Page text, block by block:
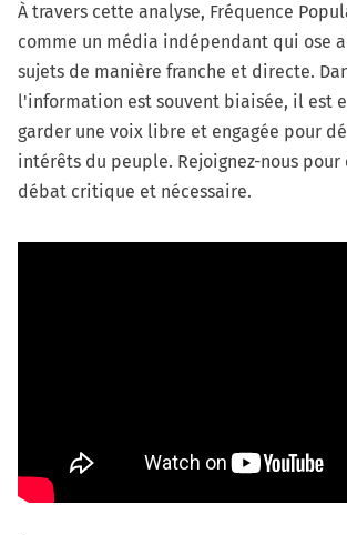
À travers cette analyse, Fréquence
comme un média indépendant qui ose
sujets de manière franche et directe.
l'information est souvent biaisée, il est
garder une voix libre et engagée pour
intérêts du peuple. Rejoignez-nous pour
débat critique et nécessaire.